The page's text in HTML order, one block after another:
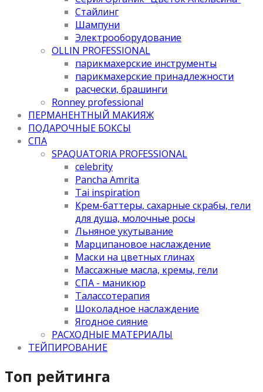
Стайлинг
Шампуни
Электрооборудование
OLLIN PROFESSIONAL
парикмахерские инструменты
парикмахерские принадлежности
расчески, брашинги
Ronney professional
ПЕРМАНЕНТНЫЙ МАКИЯЖ
ПОДАРОЧНЫЕ БОКСЫ
СПА
SPAQUATORIA PROFESSIONAL
celebrity
Pancha Amrita
Tai inspiration
Крем-баттеры, сахарные скрабы, гели
для душа, молочные росы
Льняное укутывание
Марципановое наслаждение
Маски на цветных глинах
Массажные масла, кремы, гели
СПА - маникюр
Талассотерапия
Шоколадное наслаждение
Ягодное сияние
РАСХОДНЫЕ МАТЕРИАЛЫ
ТЕЙПИРОВАНИЕ
Топ рейтинга